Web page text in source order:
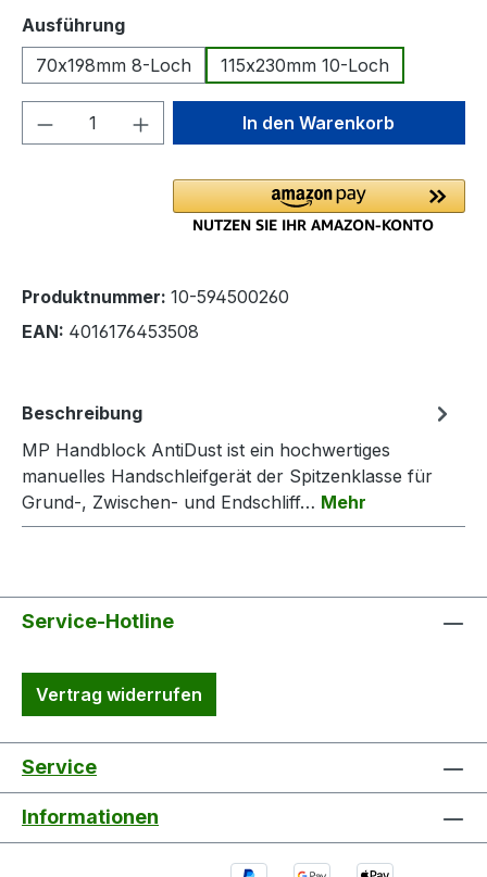
Ausführungauswählen
70x198mm 8-Loch
115x230mm 10-Loch
Produkt Anzahl: Gib denIn den Warenkorb
Produktnummer: 10-594500260
EAN: 4016176453508
Beschreibung
MP Handblock AntiDust ist ein hochwertiges
manuelles Handschleifgerät der Spitzenklasse für
Grund-, Zwischen- und Endschliff… Mehr
Service-Hotline
Vertrag widerrufen
Service
Informationen